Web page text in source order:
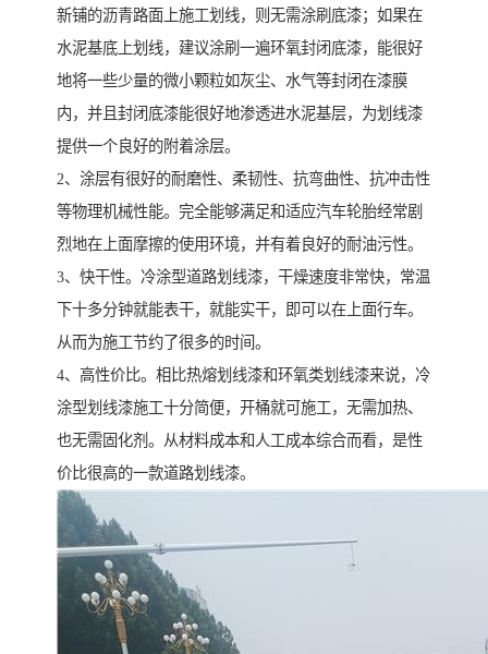
新铺的沥青路面上施工划线，则无需涂刷底漆；如果在
水泥基底上划线，建议涂刷一遍环氧封闭底漆，能很好
地将一些少量的微小颗粒如灰尘、水气等封闭在漆膜
内，并且封闭底漆能很好地渗透进水泥基层，为划线漆
提供一个良好的附着涂层。
2、涂层有很好的耐磨性、柔韧性、抗弯曲性、抗冲击性
等物理机械性能。完全能够满足和适应汽车轮胎经常剧
烈地在上面摩擦的使用环境，并有着良好的耐油污性。
3、快干性。冷涂型道路划线漆，干燥速度非常快，常温
下十多分钟就能表干，就能实干，即可以在上面行车。
从而为施工节约了很多的时间。
4、高性价比。相比热熔划线漆和环氧类划线漆来说，冷
涂型划线漆施工十分简便，开桶就可施工，无需加热、
也无需固化剂。从材料成本和人工成本综合而看，是性
价比很高的一款道路划线漆。